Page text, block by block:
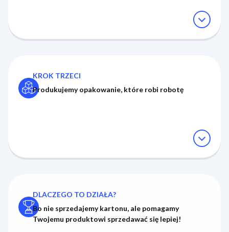
expand_circle_down
KROK TRZECI
Produkujemy opakowanie, które robi robotę
expand_circle_down
DLACZEGO TO DZIAŁA?
Bo nie sprzedajemy kartonu, ale pomagamy
Twojemu produktowi sprzedawać się lepiej!